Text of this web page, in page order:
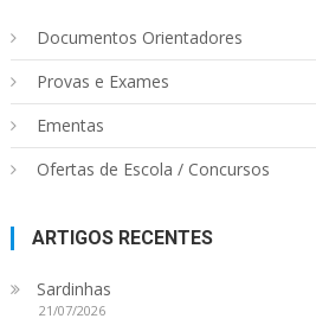
Documentos Orientadores
Provas e Exames
Ementas
Ofertas de Escola / Concursos
ARTIGOS RECENTES
Sardinhas
21/07/2026